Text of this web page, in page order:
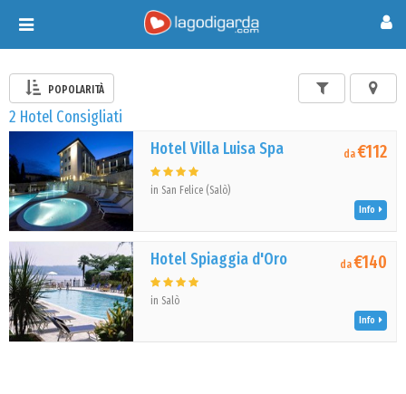
Toggle
navigation
POPOLARITÀ
2 Hotel Consigliati
Hotel Villa Luisa Spa
in San Felice (Salò)
da€112
Info
Hotel Spiaggia d'Oro
in Salò
da€140
Info